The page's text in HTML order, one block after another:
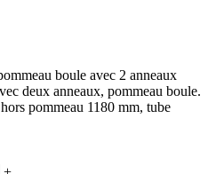
boule avec 2 anneaux
deux anneaux, pommeau boule.
pommeau 1180 mm, tube